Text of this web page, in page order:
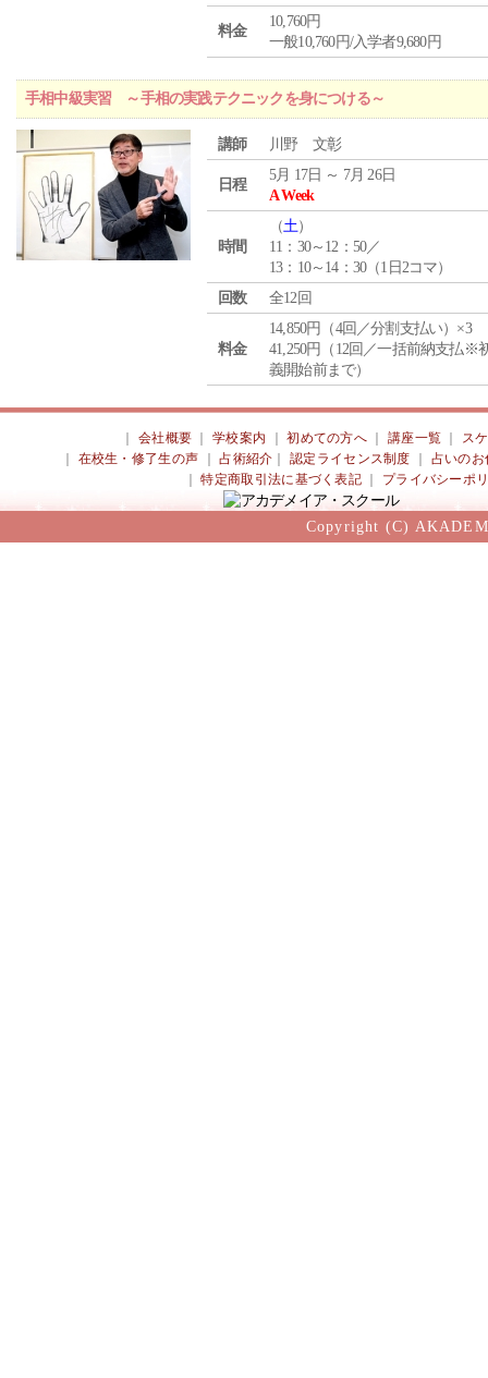
料金
10,760円
一般10,760円/入学者9,680円
手相中級実習 ～手相の実践テクニックを身につける～
講師 川野 文彰
日程
5月 17日 ～ 7月 26日
A Week
時間
（土）
11：30～12：50／
13：10～14：30（1日2コマ）
回数
全12回
料金
14,850円（4回／分割支払い）×3
41,250円（12回／一括前納支払※
義開始前まで）
会社概要 ｜学校案内 ｜初めての方へ 講座一覧
ス
在校生・修了生の声 ｜占術紹介 ｜認定ライセンス制度
占いのお
｜特定商取引法に基づく表記 プライバシーポ
Copyright (C)